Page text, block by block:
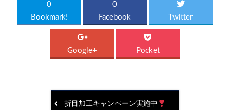
0
Bookmark!
0
Facebook
Twitter
Google+ Pocket
折目加工キャンペーン実施中